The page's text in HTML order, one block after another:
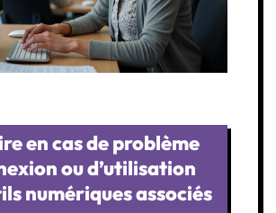
en cas de problème
ou d’utilisation
numériques associés